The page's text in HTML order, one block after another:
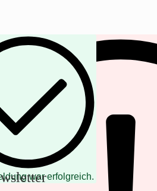
war erfolgreich.